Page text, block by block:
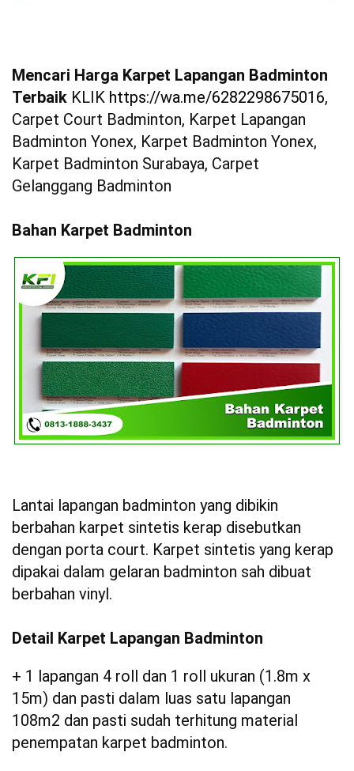
Mencari Harga Karpet Lapangan Badminton
Terbaik KLIK https://wa.me/6282298675016,
Carpet Court Badminton, Karpet Lapangan
Badminton Yonex, Karpet Badminton Yonex,
Karpet Badminton Surabaya, Carpet
Gelanggang Badminton
Bahan Karpet Badminton
Lantai lapangan badminton yang dibikin
berbahan karpet sintetis kerap disebutkan
dengan porta court. Karpet sintetis yang kerap
dipakai dalam gelaran badminton sah dibuat
berbahan vinyl.
Detail Karpet Lapangan Badminton
+ 1 lapangan 4 roll dan 1 roll ukuran (1.8m x
15m) dan pasti dalam luas satu lapangan
108m2 dan pasti sudah terhitung material
penempatan karpet badminton.